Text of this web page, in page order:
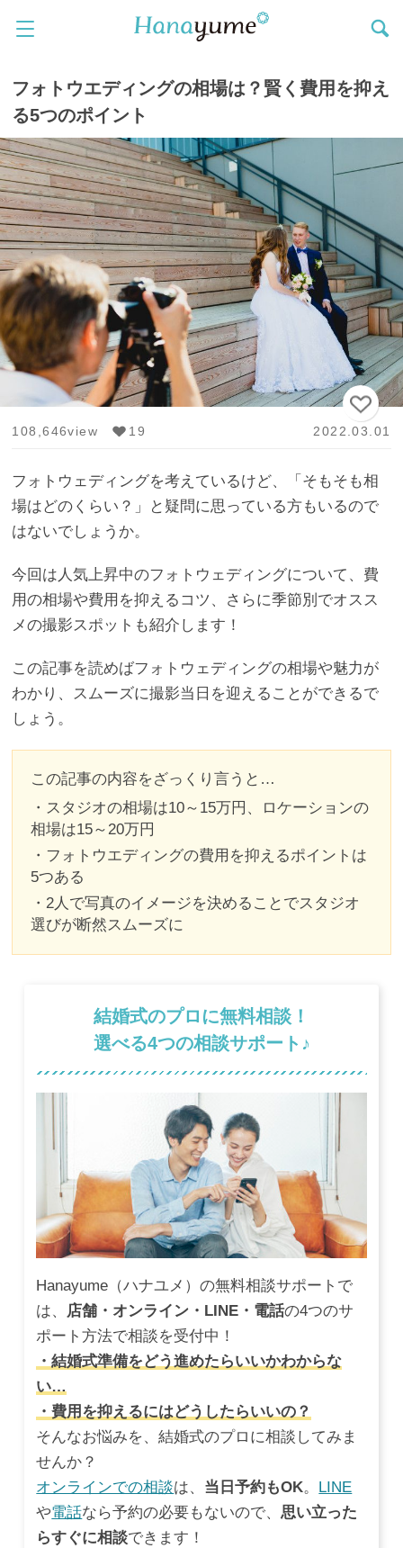
フォトウエディングの相場は？賢く費用を抑え
る5つのポイント
108,646view 19 2022.03.01
フォトウェディングを考えているけど、「そもそも相
場はどのくらい？」と疑問に思っている方もいるので
はないでしょうか。
今回は人気上昇中のフォトウェディングについて、費
用の相場や費用を抑えるコツ、さらに季節別でオスス
メの撮影スポットも紹介します！
この記事を読めばフォトウェディングの相場や魅力が
わかり、スムーズに撮影当日を迎えることができるで
しょう。
この記事の内容をざっくり言うと…
・スタジオの相場は10～15万円、ロケーションの
相場は15～20万円
・フォトウエディングの費用を抑えるポイントは
5つある
・2人で写真のイメージを決めることでスタジオ
選びが断然スムーズに
結婚式のプロに無料相談！
選べる4つの相談サポート♪
Hanayume（ハナユメ）の無料相談サポートで
は、 店舗・オンライン・LINE・電話の4つのサ
ポート方法で相談を受付中！
・結婚式準備をどう進めたらいいかわからな
い…
・費用を抑えるにはどうしたらいいの？
そんなお悩みを、結婚式のプロに相談してみま
せんか？
オンラインでの相談は、 当日予約もOK。
LINE
や電話なら予約の必要もないので、思い立った
らすぐに相談できます！